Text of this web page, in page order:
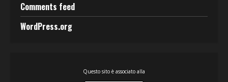
Comments feed
WordPress.org
Questo sito è associato alla